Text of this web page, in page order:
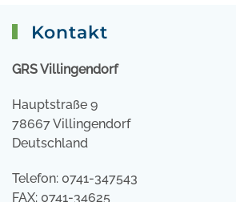
Kontakt
GRS Villingendorf
Hauptstraße 9
78667 Villingendorf
Deutschland
Telefon: 0741-347543
FAX: 0741-34625